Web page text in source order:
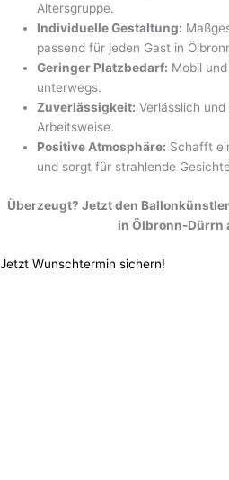
Altersgruppe.
Individuelle Gestaltung:
passend für jeden Gast in
Geringer Platzbedarf: Mobil
unterwegs.
Zuverlässigkeit: Verlässlich
Arbeitsweise.
Positive Atmosphäre: Schafft
und sorgt für strahlende
Überzeugt? Jetzt den
in Ölbronn-Dürrn
Jetzt Wunschtermin sichern!